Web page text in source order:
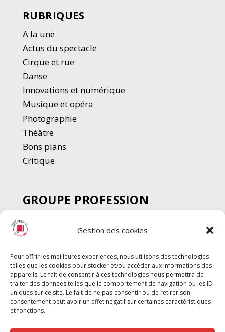
Gestion des cookies
Pour offrir les meilleures expériences, nous utilisons des technologies
telles que les cookies pour stocker et/ou accéder aux informations des
appareils. Le fait de consentir à ces technologies nous permettra de
traiter des données telles que le comportement de navigation ou les ID
uniques sur ce site. Le fait de ne pas consentir ou de retirer son
consentement peut avoir un effet négatif sur certaines caractéristiques
et fonctions.
RUBRIQUES
A la une
Actus du spectacle
Cirque et rue
Danse
Innovations et numérique
Musique et opéra
Photographie
Théâtre
Bons plans
Critique
GROUPE PROFESSION
SPECTACLE
Chèque Intermittents
Chèque Compta
Chèque Emploi Spectacle
G-Pods
Profession Audio-visuel